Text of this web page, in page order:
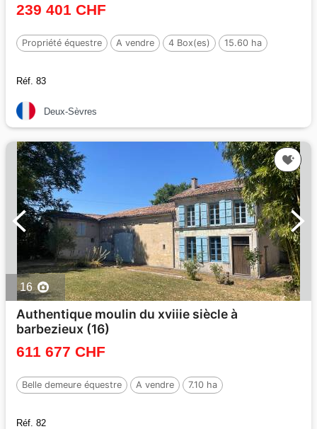
239 401 CHF
Propriété équestre A vendre 4 Box(es) 15.60 ha
Réf. 83
Deux-Sèvres
16
Authentique moulin du xviiie siècle à
barbezieux (16)
611 677 CHF
Belle demeure équestre A vendre 7.10 ha
Réf. 82